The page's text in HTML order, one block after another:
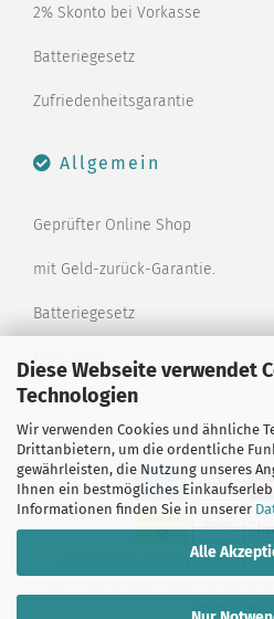
Diese Webseite verwendet
Technologien
Wir verwenden Cookies und ähnliche
Drittanbietern, um die ordentliche
gewährleisten, die Nutzung unseres
Ihnen ein bestmögliches
Informationen finden Sie in unserer
Alle
2% Skonto bei Vorkasse
Batteriegesetz
Zufriedenheitsgarantie
Allgemein
Geprüfter Online Shop
mit Geld-zurück-Garantie.
Batteriegesetz
Merkzettel
Kontaktformular
Alle Preise verstehen sich